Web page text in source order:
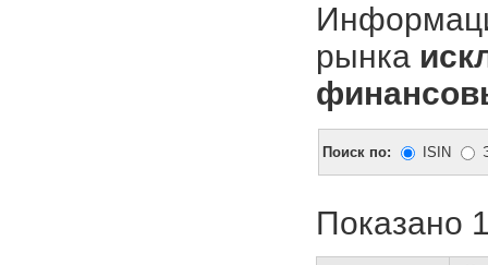
рынка
Поиск по: ISIN
Показано